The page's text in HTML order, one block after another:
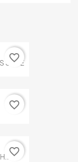
SERIE
favorite_border
favorite_border
favorite_border